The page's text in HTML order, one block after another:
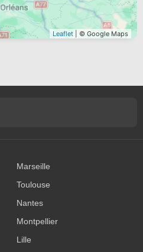
Leaflet | © Google Maps
Marseille
Toulouse
Nantes
Montpellier
Lille